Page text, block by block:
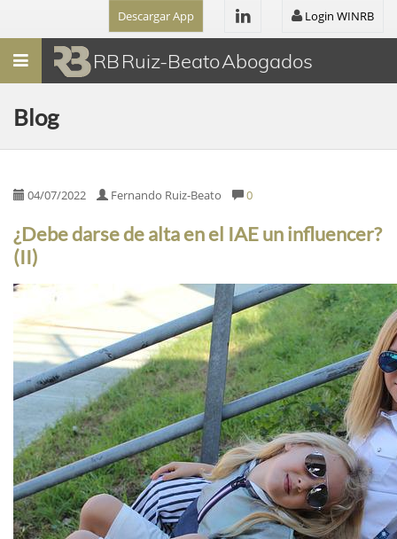
Descargar App Login WINRB
Menú RB Ruiz-Beato Abogados
Blog
04/07/2022 Fernando Ruiz-Beato 0
¿Debe darse de alta en el IAE un influencer?
(II)